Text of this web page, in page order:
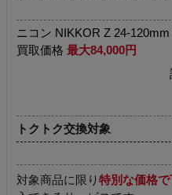
ニコン NIKKOR Z 24-
買取価格 最大84,000円
トクトク交換対象
対象商品に限り 特別な価格で